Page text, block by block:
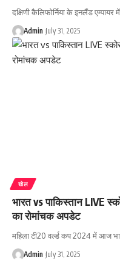
दक्षिणी कैलिफोर्निया के इनलैंड
Admin July 31, 2025
खेल
भारत vs पाकिस्तान LIVE
का रोमांचक अपडेट
महिला टी20 वर्ल्ड कप 2024 में आज
Admin July 31, 2025